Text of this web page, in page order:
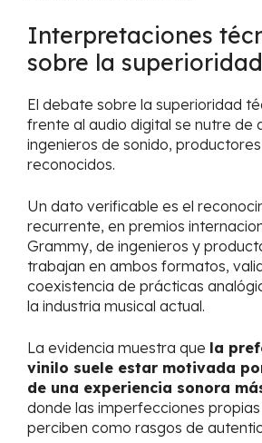
Interpretaciones
sobre la
El debate sobre la superioridad
frente al audio digital se nutre de
ingenieros de sonido,
reconocidos.
Un dato verificable es el
recurrente, en premios
Grammy, de ingenieros y
trabajan en ambos formatos,
coexistencia de prácticas
la industria musical actual.
La evidencia muestra que la
vinilo suele estar motivada
de una experiencia sonora
donde las imperfecciones
perciben como rasgos de